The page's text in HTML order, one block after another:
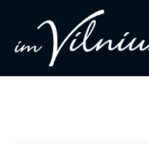
Thüringens größtes Bowlingcenter